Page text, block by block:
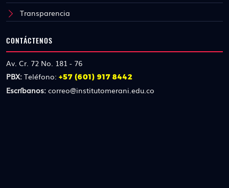
Transparencia
CONTÁCTENOS
Av. Cr. 72 No. 181 - 76
PBX: Teléfono: +57 (601) 917 8442
Escríbanos: correo@institutomerani.edu.co